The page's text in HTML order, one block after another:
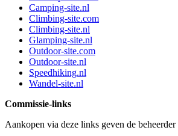
Camping-site.nl
Climbing-site.com
Climbing-site.nl
Glamping-site.nl
Outdoor-site.com
Outdoor-site.nl
Speedhiking.nl
Wandel-site.nl
Commissie-links
Aankopen via deze links geven de